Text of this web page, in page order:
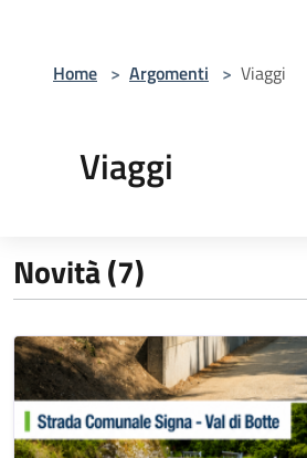
Home > Argomenti > Viaggi
Viaggi
Novità (7)